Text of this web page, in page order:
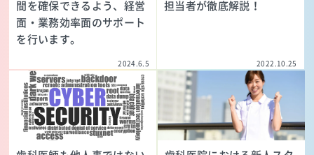
間を確保できるよう、経営
面・業務効率面のサポート
を行います。
2024.6.5
担当者が徹底解説！
2022.10.25